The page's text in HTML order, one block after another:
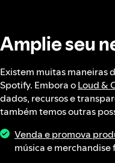
Amplie seu
Existem muitas maneiras
Spotify. Embora oLoud &
dados, recursos e
também temos outras
Venda e promova
música e